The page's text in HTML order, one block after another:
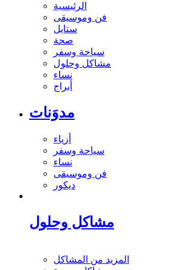
الرئيسية
فن وموسيقى
ستايل
صحة
سياحة وسفر
مشاكل وحلول
نساء
أبراج
مدوَنات
أزياء
سياحة وسفر
نساء
فن وموسيقى
ديكور
مشاكل وحلول
المزيد من المشاكل